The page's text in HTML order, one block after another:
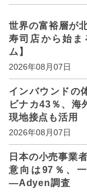
世界の富裕層が
寿司店から始ま
ム】
2026年08月07日
インバウンドの
ビナカ43％、海
現地接点も活用
2026年08月07日
日本の小売事業
意向は97％、
―Adyen調査